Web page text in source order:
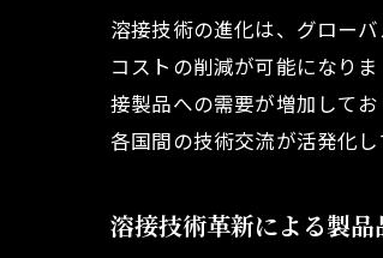
溶接技術の進化は、グロー
コストの削減が可能になり
接製品への需要が増加して
各国間の技術交流が活発化し
溶接技術革新による製品